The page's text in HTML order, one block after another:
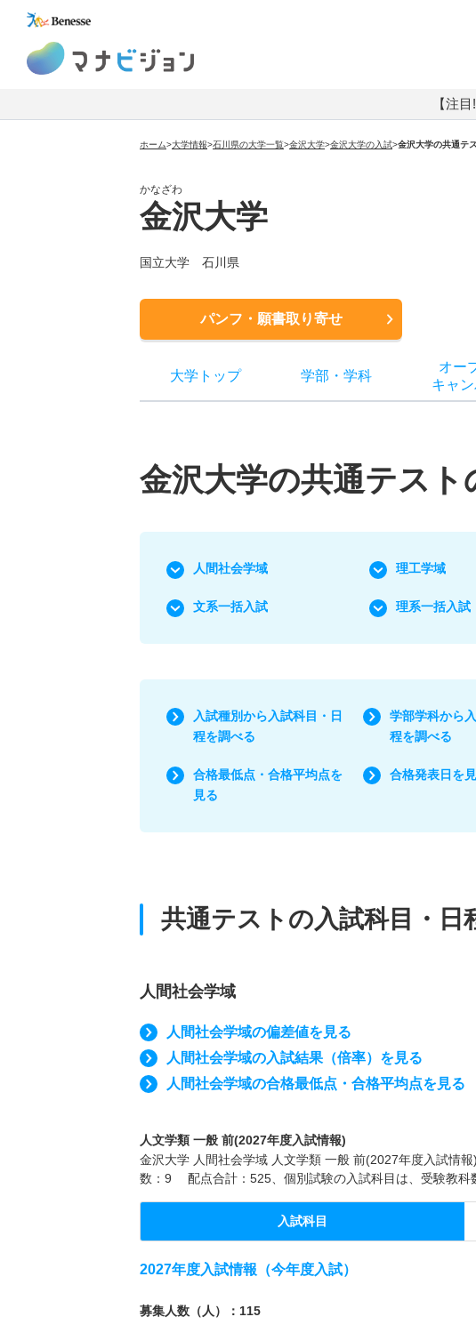
【注
ホーム>大学情報>石川県の大学一覧>金沢大学>金沢大学の入試>金沢大学の共通テ
かなざわ
金沢大学
国立大学 石川県
パンフ・願書取り寄せ
大学トップ 学部 ・ 学科
オー
キャン
金沢大学の共通テスト
人間社会学域 理工学域
文系一括入試 理系一括入試
入試種別から入試科目・日
程を調べる
学部学科から
程を調べる
合格最低点・合格平均点を
見る
合格発表日を
共通テストの入試科目・日
人間社会学域
人間社会学域の偏差値を見る
人間社会学域の入試結果（倍率）を見る
人間社会学域の合格最低点・合格平均点を見る
人文学類 一般 前(2027年度入試情報)
金沢大学 人間社会学域 人文学類 一般 前(2027年度入試情
数：9 配点合計：525、個別試験の入試科目は、受験教
入試科目
2027年度入試情報（今年度入試）
募集人数（人）：115